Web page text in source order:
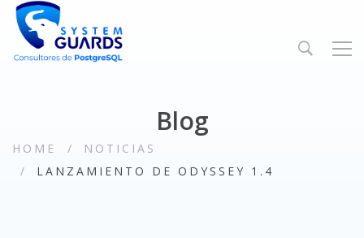
Blog
HOME
NOTICIAS
LANZAMIENTO DE ODYSSEY 1.4